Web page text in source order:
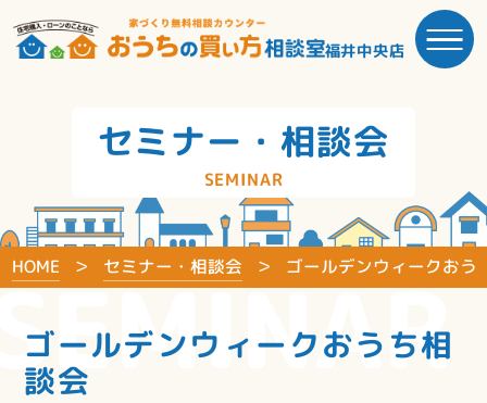
福井中央店
セミナー・相談会
SEMINAR
HOME セミナー・相談会 ゴールデンウィークおう
ゴールデンウィークおうち相
談会